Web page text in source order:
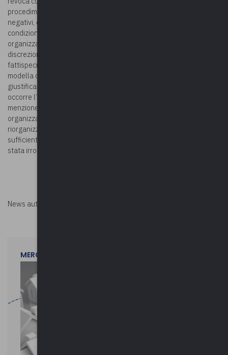
procedimentalizzazione delle contestazioni circa i risultati
negativi, è evidentemente quella di porre il dipendente in
condizione di comprendere le ragioni per le quali la posizione
organizzativa è stata revocata e di valutare se il potere
discrezionale del datore sia stato esercitato in una delle
fattispecie previste dalle parti collettive; la motivazione, quindi, si
modella diversamente a seconda delle diverse ipotesi che
giustificano la revoca e, quindi, se per la violazione delle direttive
occorre l’indicazione degli ordini violati, per i risultati negativi la
menzione dei dati dai quali il giudizio è stato tratto, per la modifica
organizzativa il richiamo ai provvedimenti che quella
riorganizzazione hanno attuato, per la sanzione disciplinare è
sufficiente la menzione del provvedimento con il quale la stessa è
stata irrogata.
News autorizzata da
MERCOLEDì 29 LUGLIO 2026